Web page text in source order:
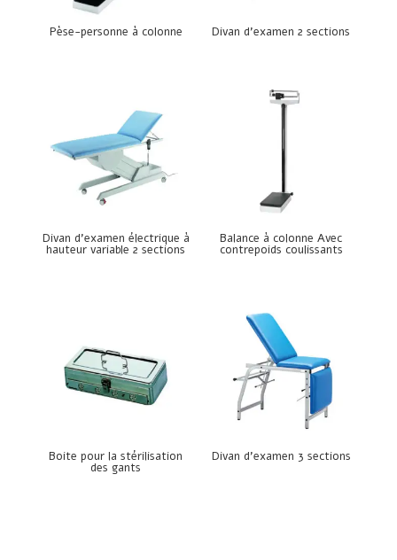
Pèse-personne à colonne Divan d’examen 2 sections
Divan d’examen électrique à
hauteur variable 2 sections
Balance à colonne Avec
contrepoids coulissants
Boite pour la stérilisation
des gants
Divan d’examen 3 sections